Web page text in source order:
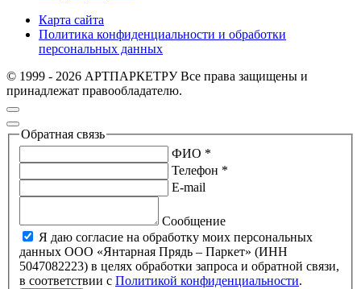
Карта сайта
Политика конфиденциальности и обработки
персональных данных
© 1999 - 2026 АРТПАРКЕТРУ Все права защищены и
принадлежат правообладателю.
Обратная связь
ФИО *
Телефон *
E-mail
Сообщение
Я даю согласие на обработку моих персональных
данных ООО «Янтарная Прядь – Паркет» (ИНН
5047082223) в целях обработки запроса и обратной связи,
в соответствии с Политикой конфиденциальности.